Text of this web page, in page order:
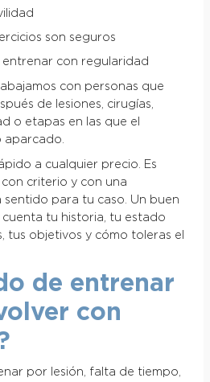
son seguros
entrenar con regularidad
con personas que
de lesiones, cirugías,
o etapas en las que el
aparcado.
a cualquier precio. Es
criterio y con una
para tu caso. Un buen
tu historia, tu estado
tus objetivos y cómo toleras el
de entrenar
con
por lesión, falta de tiempo,